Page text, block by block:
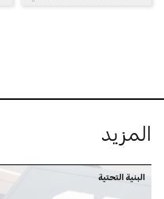
المزيد
البنية التحتية